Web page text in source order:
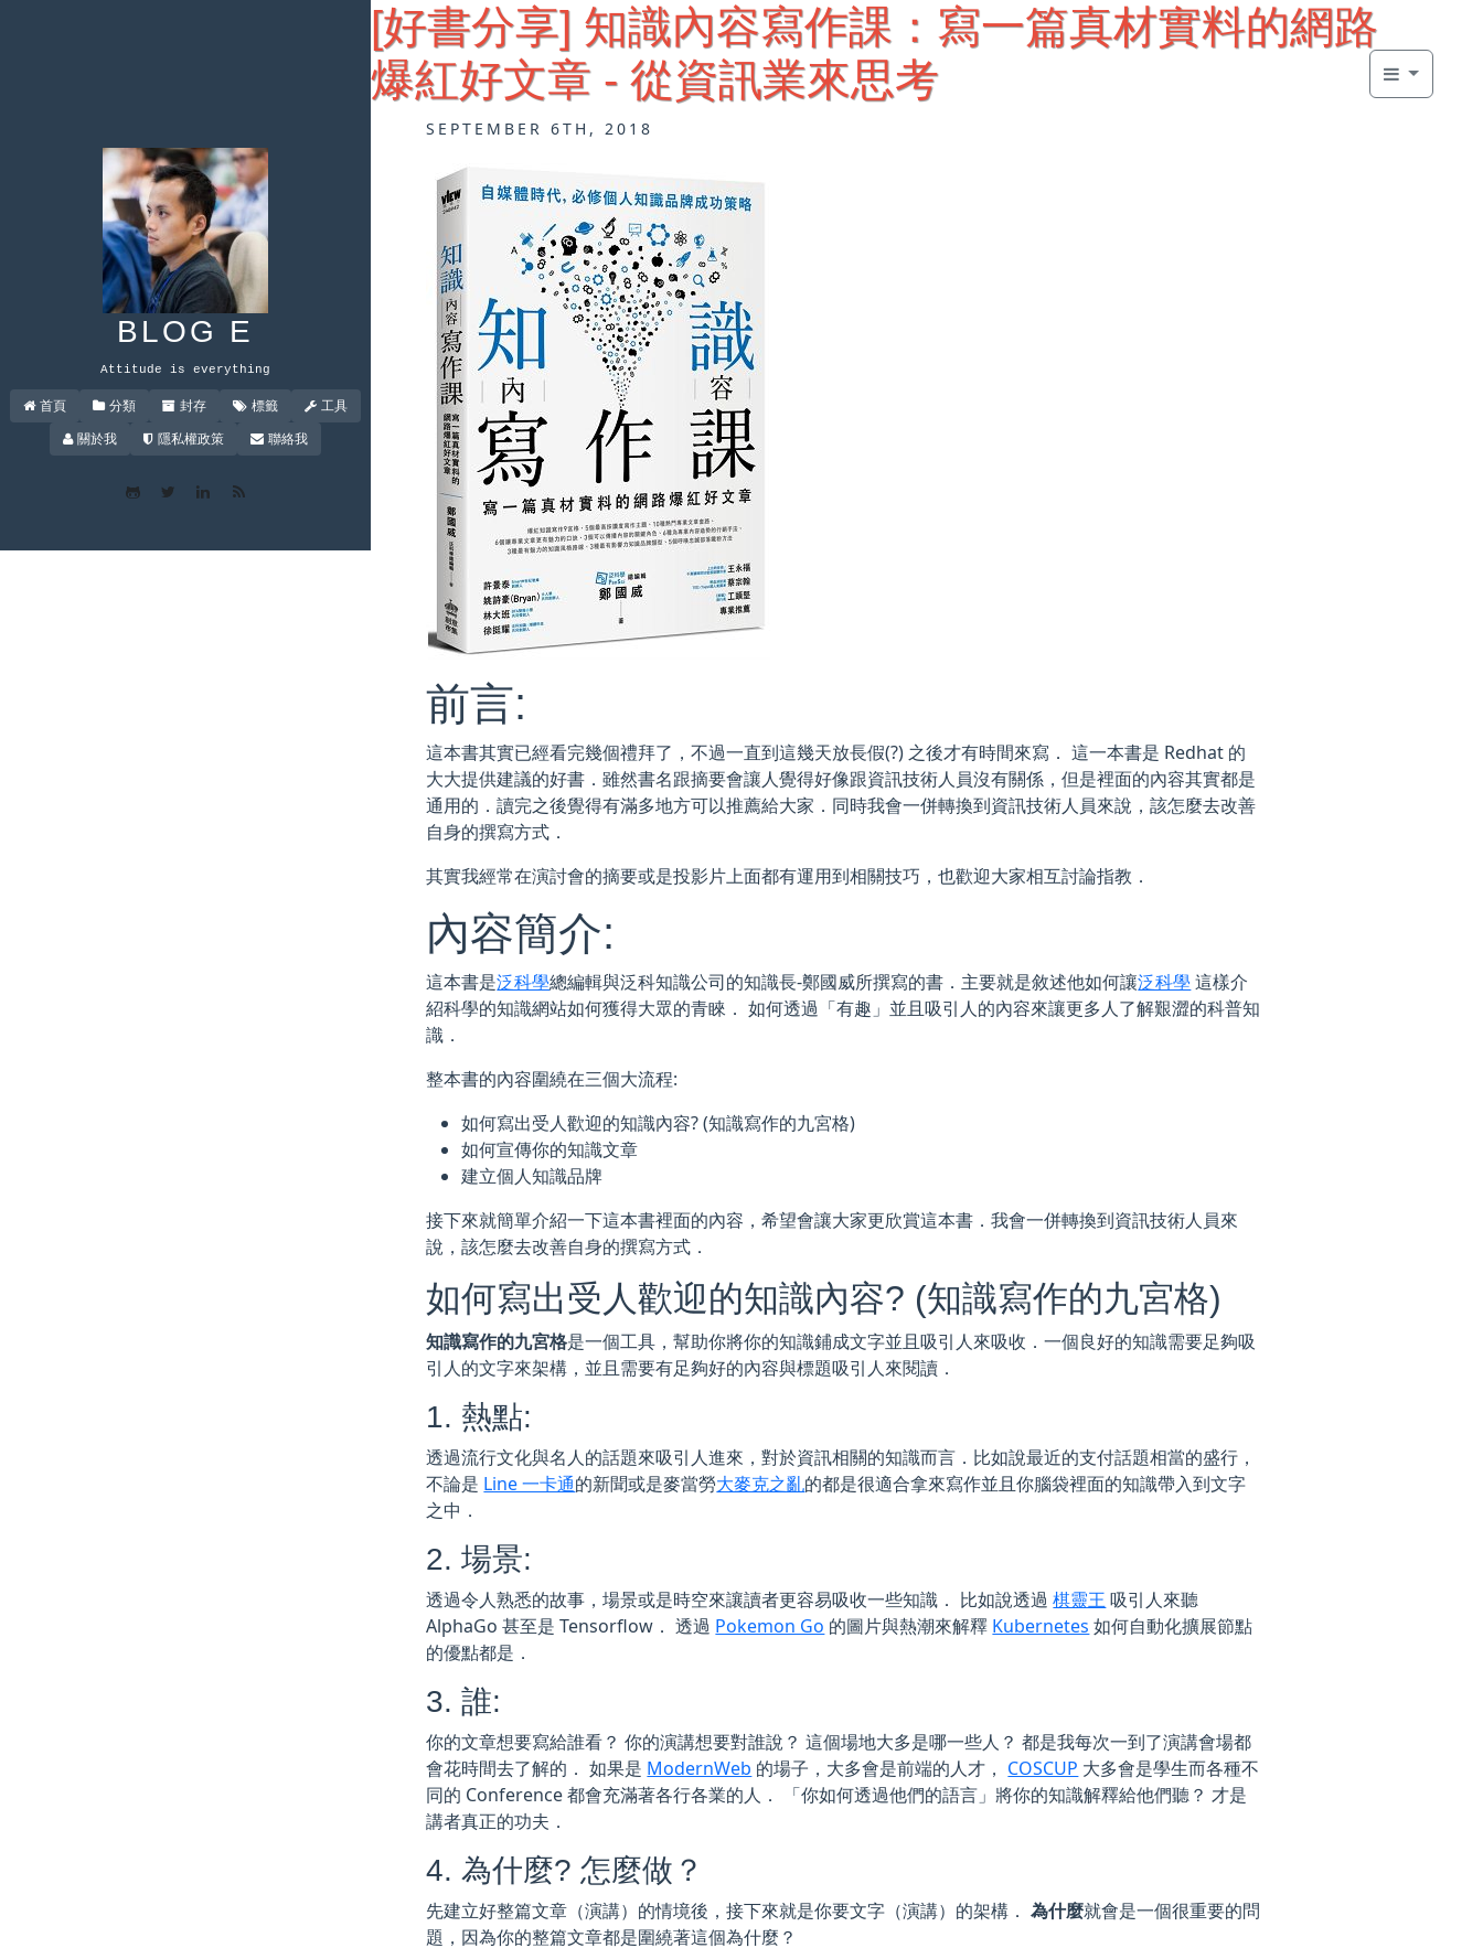
BLOG E
Attitude is everything
首頁 分類 封存 標籤
工具
關於我
隱私權政策 聯絡我
[好書分享] 知識內容寫作課：寫一篇真材實料的網路
爆紅好文章 - 從資訊業來思考
SEPTEMBER 6TH, 2018
前言:
這本書其實已經看完幾個禮拜了，不過一直到這幾天放長假(?) 之後才有時間來寫． 這一本書是 Redhat 的
大大提供建議的好書．雖然書名跟摘要會讓人覺得好像跟資訊技術人員沒有關係，但是裡面的內容其實都是
通用的．讀完之後覺得有滿多地方可以推薦給大家．同時我會一併轉換到資訊技術人員來說，該怎麼去改善
自身的撰寫方式．
其實我經常在演討會的摘要或是投影片上面都有運用到相關技巧，也歡迎大家相互討論指教．
內容簡介:
這本書是泛科學總編輯與泛科知識公司的知識長-鄭國威所撰寫的書．主要就是敘述他如何讓泛科學這樣介
紹科學的知識網站如何獲得大眾的青睞． 如何透過「有趣」並且吸引人的內容來讓更多人了解艱澀的科普知
識．
整本書的內容圍繞在三個大流程:
如何寫出受人歡迎的知識內容? (知識寫作的九宮格)
如何宣傳你的知識文章
建立個人知識品牌
接下來就簡單介紹一下這本書裡面的內容，希望會讓大家更欣賞這本書．我會一併轉換到資訊技術人員來
說，該怎麼去改善自身的撰寫方式．
如何寫出受人歡迎的知識內容? (知識寫作的九宮格)
知識寫作的九宮格是一個工具，幫助你將你的知識鋪成文字並且吸引人來吸收．一個良好的知識需要足夠吸
引人的文字來架構，並且需要有足夠好的內容與標題吸引人來閱讀．
1. 熱點:
透過流行文化與名人的話題來吸引人進來，對於資訊相關的知識而言．比如說最近的支付話題相當的盛行，
不論是 Line 一卡通的新聞或是麥當勞大麥克之亂的都是很適合拿來寫作並且你腦袋裡面的知識帶入到文字
之中．
2. 場景:
透過令人熟悉的故事，場景或是時空來讓讀者更容易吸收一些知識． 比如說透過棋靈王 吸引人來聽
AlphaGo 甚至是 Tensorflow． 透過 Pokemon Go 的圖片與熱潮來解釋 Kubernetes 如何自動化擴展節點
的優點都是．
3. 誰:
你的文章想要寫給誰看？ 你的演講想要對誰說？ 這個場地大多是哪一些人？ 都是我每次一到了演講會場都
會花時間去了解的． 如果是 ModernWeb 的場子，大多會是前端的人才， COSCUP 大多會是學生而各種不
同的 Conference 都會充滿著各行各業的人． 「你如何透過他們的語言」將你的知識解釋給他們聽？ 才是
講者真正的功夫．
4. 為什麼? 怎麼做？
先建立好整篇文章（演講）的情境後，接下來就是你要文字（演講）的架構．為什麼就會是一個很重要的問
題，因為你的整篇文章都是圍繞著這個為什麼？